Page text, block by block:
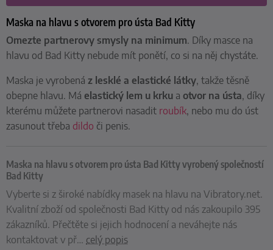
Maska na hlavu s otvorem pro ústa Bad Kitty
Omezte partnerovy smysly na minimum. Díky masce na
hlavu od Bad Kitty nebude mít ponětí, co si na něj chystáte.
Maska je vyrobená z lesklé a elastické látky, takže těsně
obepne hlavu. Má elastický lem u krku a otvor na ústa, díky
kterému můžete partnerovi nasadit roubík, nebo mu do úst
zasunout třeba dildo či penis.
Maska na hlavu s otvorem pro ústa Bad Kitty vyrobený společností
Bad Kitty
Vyberte si z široké nabídky masek na hlavu na Vibratory.net.
Kvalitní zboží od společnosti Bad Kitty od nás zakoupilo 395
zákazníků. Přečtěte si jejich hodnocení a neváhejte nás
kontaktovat v př… celý popis